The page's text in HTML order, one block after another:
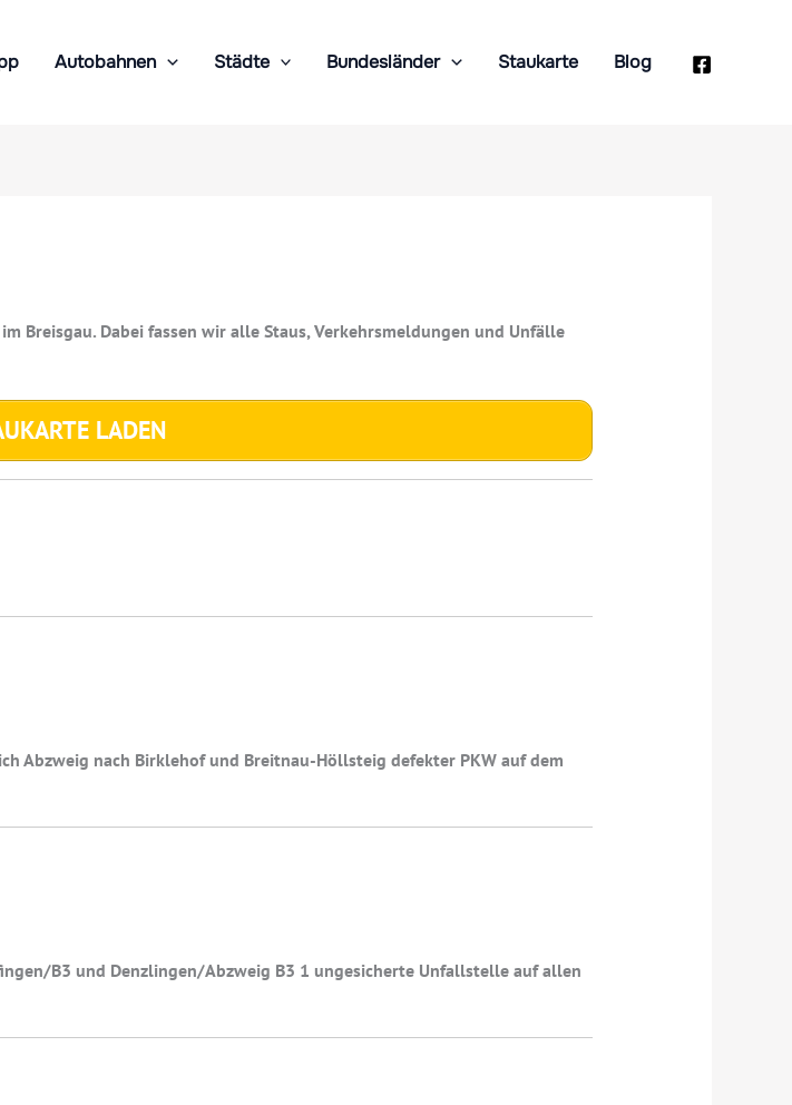
Autobahnen Städte Bundesländer Staukarte Blog
Breisgau. Dabei fassen wir alle Staus, Verkehrsmeldungen und Unfälle
LADEN
Abzweig nach Birklehof und Breitnau-Höllsteig defekter PKW auf dem
B3 und Denzlingen/Abzweig B3 1 ungesicherte Unfallstelle auf allen